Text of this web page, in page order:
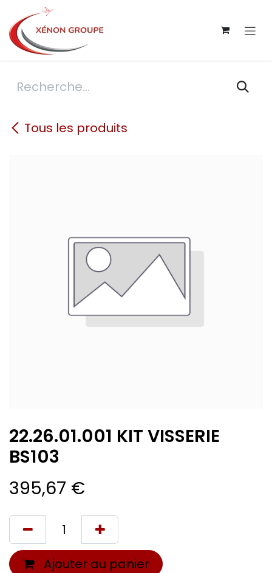
Se rendre au contenu
Tous les produits
22.26.01.001 KIT VISSERIE
BS103
395,67 €
Ajouter au panier